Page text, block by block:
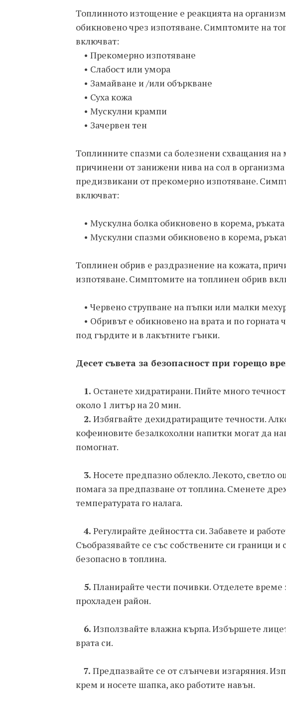
Топлинното изтощение е реакцията на
обикновено чрез изпотяване. Симптомите на
включват:
• Прекомерно изпотяване
• Слабост или умора
• Замайване и /или объркване
• Суха кожа
• Мускулни крампи
• Зачервен тен
Топлинните спазми са болезнени схващания на
причинени от занижени нива на сол в
предизвикани от прекомерно изпотяване.
включват:
• Мускулна болка обикновено в корема, ръката
• Мускулни спазми обикновено в корема,
Топлинен обрив е раздразнение на кожата,
изпотяване. Симптомите на топлинен обрив
• Червено струпване на пъпки или малки
• Обривът е обикновено на врата и по горната
под гърдите и в лакътните гънки.
Десет съвета за безопасност при горещо
1. Останете хидратирани. Пийте много
около 1 литър на 20 мин.
2. Избягвайте дехидратиращите течности.
кофеиновите безалкохолни напитки могат да
помогнат.
3. Носете предпазно облекло. Лекото, светло
помага за предпазване от топлина. Сменете
температурата го налага.
4. Регулирайте дейността си. Забавете и
Съобразявайте се със собствените си граници и
безопасно в топлина.
5. Планирайте чести почивки. Отделете време
прохладен район.
6. Използвайте влажна кърпа. Избършете
врата си.
7. Предпазвайте се от слънчеви изгаряния.
крем и носете шапка, ако работите навън.